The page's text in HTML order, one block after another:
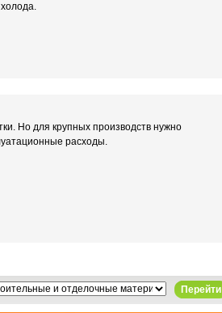
Но для крупных производств нужно
расходы.
Перейти